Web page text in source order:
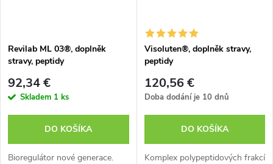
Revilab ML 03®, doplněk
stravy, peptidy
92,34 €
Skladem 1 ks
DO KOŠÍKA
Bioregulátor nové generace.
Visoluten®, doplněk stravy,
peptidy
120,56 €
Doba dodání je 10 dnů
DO KOŠÍKA
Komplex polypeptidových frakcí